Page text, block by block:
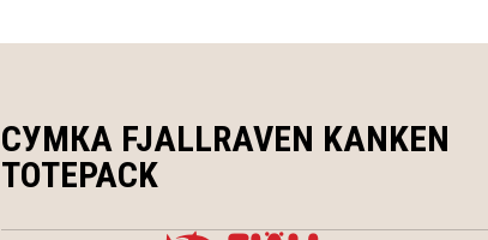
СУМКА FJALLRAVEN KANKEN
TOTEPACK